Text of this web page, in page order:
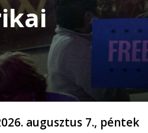
augusztus 7., péntek